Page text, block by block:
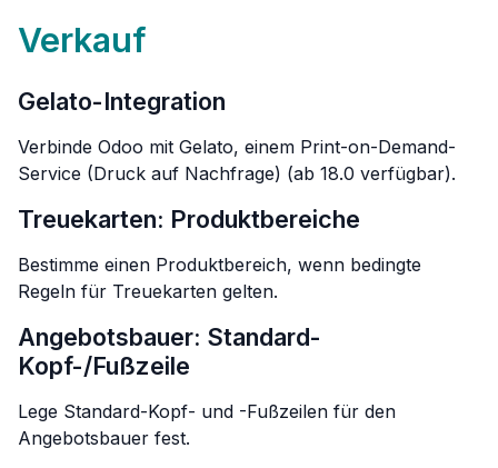
Verkauf
Gelato-Integration
Verbinde Odoo mit Gelato, einem Print-on-Demand-
Service (Druck auf Nachfrage) (ab 18.0 verfügbar).
Treuekarten: Produktbereiche
Bestimme einen Produktbereich, wenn bedingte
Regeln für Treuekarten gelten.
Angebotsbauer: Standard-
Kopf-/Fußzeile
Lege Standard-Kopf- und -Fußzeilen für den
Angebotsbauer fest.